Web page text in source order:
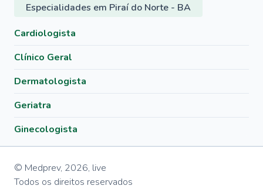
Especialidades em Piraí do Norte - BA
Cardiologista
Clínico Geral
Dermatologista
Geriatra
Ginecologista
© Medprev, 2026, live
Todos os direitos reservados